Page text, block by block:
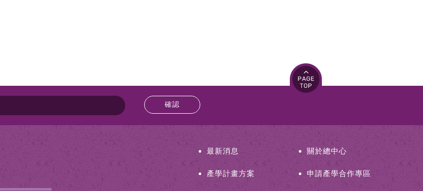
確認
最新消息 關於總中心
產學計畫方案 申請產學合作專區